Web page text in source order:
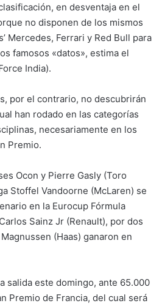
en desventaja en el
no disponen de los mismos
Mercedes, Ferrari y Red Bull para
famosos «datos», estima el
India).
por el contrario, no descubrirán
han rodado en las categorías
necesariamente en los
Premio.
Ocon y Pierre Gasly (Toro
Stoffel Vandoorne (McLaren) se
en la Eurocup Fórmula
Sainz Jr (Renault), por dos
(Haas) ganaron en
salida este domingo, ante 65.000
Premio de Francia, del cual será